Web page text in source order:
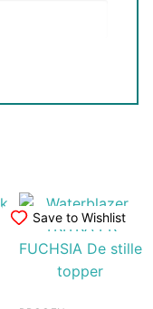
Save to Wishlist